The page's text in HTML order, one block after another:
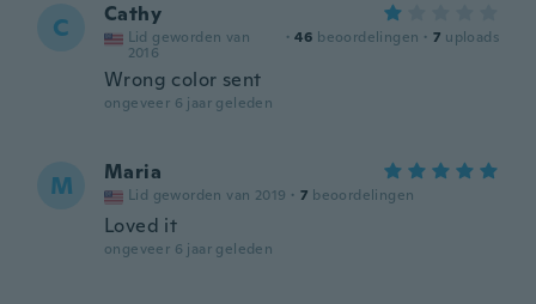
C Cathy
Lid geworden van
2016
· 46 beoordelingen · 7 uploads
Wrong color sent
ongeveer 6 jaar geleden
M Maria
Lid geworden van 2019 · 7 beoordelingen
Loved it
ongeveer 6 jaar geleden